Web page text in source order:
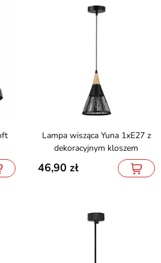
Lampa wisząca Yuna 1xE27 z
dekoracyjnym kloszem
46,90